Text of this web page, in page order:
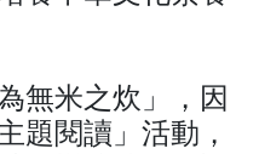
無米之炊」，因
題閱讀」活動，